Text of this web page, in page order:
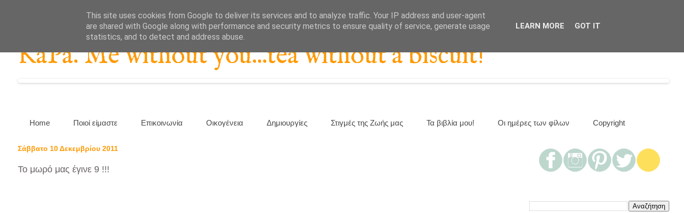
KaPa. Me without you...tea without a biscuit!
Home Ποιοί είμαστε Επικοινωνία Οικογένεια Δημιουργίες Στιγμές της Ζωής μας Τα βιβλία μου! Οι ημέρες των φίλων Copyright
Σάββατο 10 Δεκεμβρίου 2011
Το μωρό μας έγινε 9 !!!
This site uses cookies from Google to deliver its services and to analyze traffic. Your IP address and user-agent
are shared with Google along with performance and security metrics to ensure quality of service, generate usage
statistics, and to detect and address abuse.
LEARN MORE GOT IT